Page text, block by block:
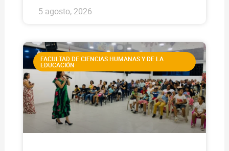
5 agosto, 2026
FACULTAD DE CIENCIAS HUMANAS Y DE LA
EDUCACIÓN